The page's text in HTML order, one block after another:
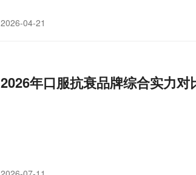
2026-04-21
2026年口服抗衰品牌综合实力对